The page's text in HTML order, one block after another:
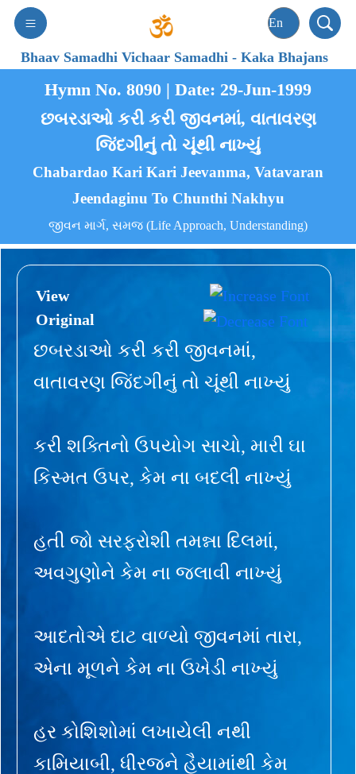
Bhaav Samadhi Vichaar Samadhi-Kaka Bhajans
Hymn No. 8090 | Date: 29-Jun-1999
છબરડાઓ કરી કરી જીવનમાં, વાતાવરણ
જિંદગીનું તો ચૂંથી નાખ્યું
Chabardao Kari Kari Jeevanma, Vatavaran
Jeendaginu To Chunthi Nakhyu
જીવન માર્ગ, સમજ (Life Approach, Understanding)
View
Original
છબરડાઓ કરી કરી જીવનમાં,
વાતાવરણ જિંદગીનું તો ચૂંથી નાખ્યું
કરી શક્તિનો ઉપયોગ સાચો, મારી ઘા
કિસ્મત ઉપર, કેમ ના બદલી નાખ્યું
હતી જો સરફરોશી તમન્ના દિલમાં,
અવગુણોને કેમ ના જલાવી નાખ્યું
આદતોએ દાટ વાળ્યો જીવનમાં તારા,
એના મૂળને કેમ ના ઉખેડી નાખ્યું
હર કોશિશોમાં લખાયેલી નથી
કામિયાબી, ધીરજને હૈયામાંથી કેમ